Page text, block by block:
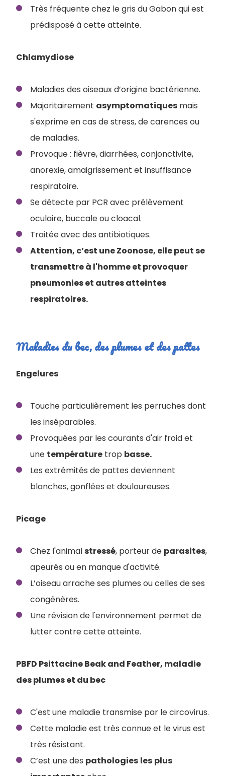
Très fréquente chez le gris du Gabon qui est
prédisposé à cette atteinte.
Chlamydiose
Maladies des oiseaux d’origine bactérienne.
Majoritairement asymptomatiques mais
s'exprime en cas de stress, de carences ou
de maladies.
Provoque : fièvre, diarrhées, conjonctivite,
anorexie, amaigrissement et insuffisance
respiratoire.
Se détecte par PCR avec prélèvement
oculaire, buccale ou cloacal.
Traitée avec des antibiotiques.
Attention, c’est une Zoonose, elle peut se
transmettre à l'homme et provoquer
pneumonies et autres atteintes
respiratoires.
Maladies du bec, des plumes et des pattes
Engelures
Touche particulièrement les perruches dont
les inséparables.
Provoquées par les courants d'air froid et
une température trop basse.
Les extrémités de pattes deviennent
blanches, gonflées et douloureuses.
Picage
Chez l'animalstressé, porteur de parasites,
apeurés ou en manque d'activité.
L’oiseau arrache ses plumes ou celles de ses
congénères.
Une révision de l'environnement permet de
lutter contre cette atteinte.
PBFD Psittacine Beak and Feather, maladie
des plumes et du bec
C'est une maladie transmise par le circovirus.
Cette maladie est très connue et le virus est
très résistant.
C’est une des pathologies les plus